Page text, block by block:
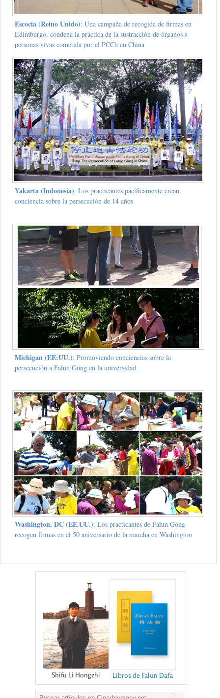
Escocia (Reino Unido): Una campaña de recogida de firmas en
Edimburgo, condena la práctica de la sustracción de órganos a
personas vivas cometida por el PCCh en China
Yakarta (Indonesia): Los practicantes pacíficamente crean
conciencia sobre la persecución de 14 años
Michigan (EE:UU.): Promoviendo conciencias sobre la
persecución a Falun Gong en la universidad
Washington, DC (EE.UU.): Los practicantes de Falun Gong
recogen firmas en el 50 aniversario de la marcha en Washington
Shifu Li Hongzhi Libros de Falun Dafa